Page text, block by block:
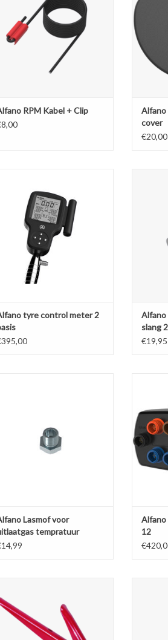
AAN WINKELWAGEN
RPM Kabel + Clip
Alfano
cover
€20,00
communication with three
pneumatic connections: standard,
fast, fast long arm and an input to
connect an optional pneumatic
temperature sensor.
AAN WINKELWAGEN
tyre control meter 2
slang
€19,95
Lasmof voor
tempratuur
Alfano
12
klemmen A7002.
AAN WINKELWAGEN